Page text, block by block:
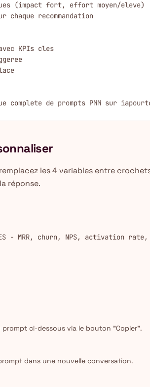
(impact fort, effort moyen/eleve)
recommandation
KPIs cles
complete de prompts PMM sur
les 4 variables entre
réponse.
- MRR, churn, NPS, activation
ci-dessous via le bouton "Copier".
dans une nouvelle conversation.